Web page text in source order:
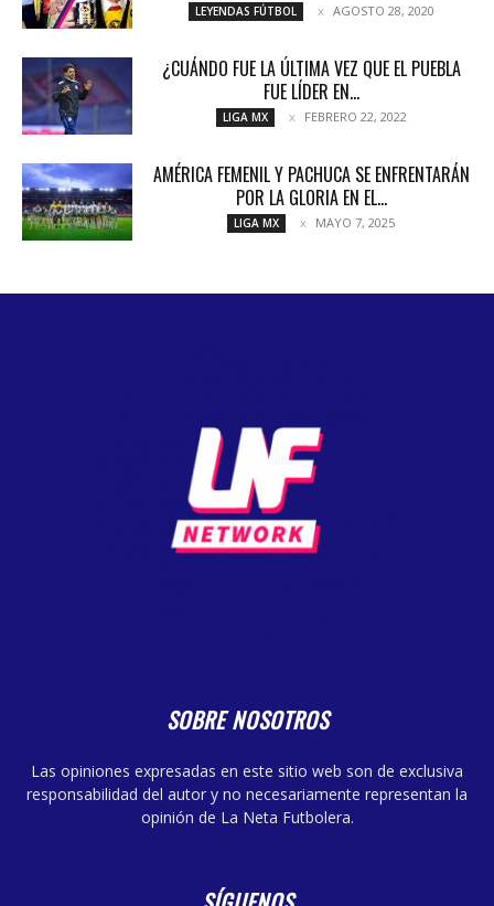
LEYENDAS FÚTBOL AGOSTO 28, 2020
¿CUÁNDO FUE LA ÚLTIMA VEZ QUE EL PUEBLA
FUE LÍDER EN...
LIGA MX FEBRERO 22, 2022
AMÉRICA FEMENIL Y PACHUCA SE ENFRENTARÁN
POR LA GLORIA EN EL...
LIGA MX MAYO 7, 2025
SOBRE NOSOTROS
Las opiniones expresadas en este sitio web son de exclusiva
responsabilidad del autor y no necesariamente representan la
opinión de La Neta Futbolera.